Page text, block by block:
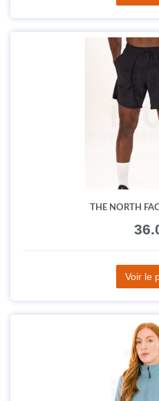
THE NORTH
Voir le